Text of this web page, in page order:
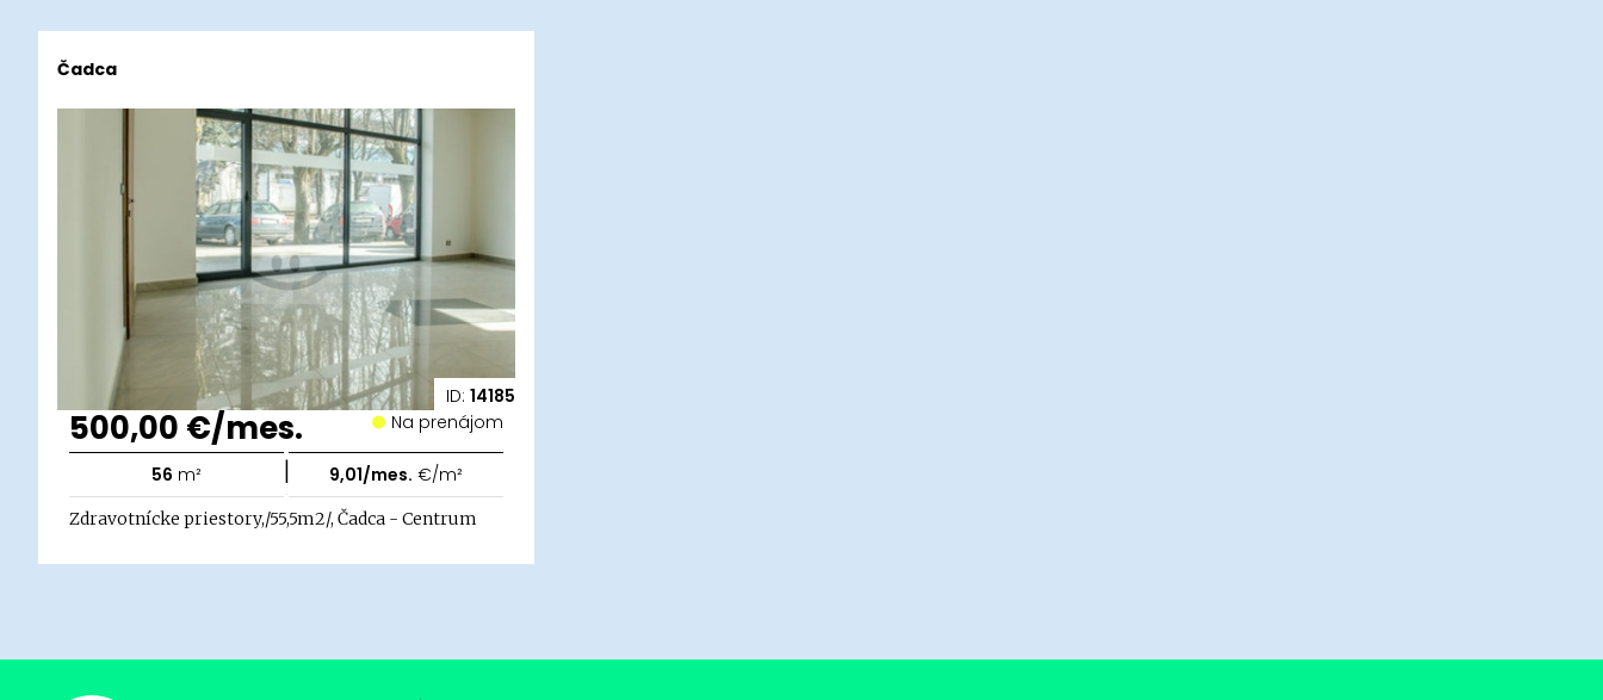
ID: 14185
Čadca
500,00 €/mes. Na prenájom
56 m² | 9,01/mes. €/m²
Zdravotnícke priestory,/55,5m2/, Čadca - Centrum